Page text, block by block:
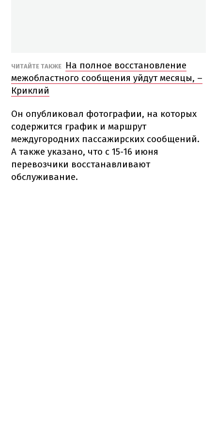
ЧИТАЙТЕ ТАКЖЕ
На полное восстановление
межобластного сообщения уйдут месяцы, –
Криклий
Он опубликовал фотографии, на которых
содержится график и маршрут
междугородних пассажирских сообщений.
А также указано, что с 15-16 июня
перевозчики восстанавливают
обслуживание.